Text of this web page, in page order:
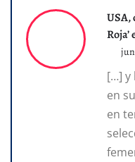
USA,
[…] y
en
en